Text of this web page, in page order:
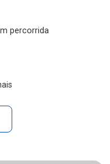
percorrida